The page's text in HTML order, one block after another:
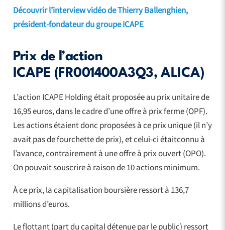
Découvrir l’interview vidéo de Thierry Ballenghien,
président-fondateur du groupe ICAPE
Prix de l’action
ICAPE (FR001400A3Q3, ALICA)
L’action ICAPE Holding était proposée au prix unitaire de
16,95 euros, dans le cadre d’une offre à prix ferme (OPF).
Les actions étaient donc proposées à ce prix unique (il n’y
avait pas de fourchette de prix), et celui-ci étaitconnu à
l’avance, contrairement à une offre à prix ouvert (OPO).
On pouvait souscrire à raison de 10 actions minimum.
À ce prix, la capitalisation boursière ressort à 136,7
millions d’euros.
Le flottant (part du capital détenue par le public) ressort